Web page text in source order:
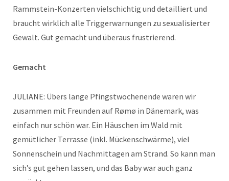
Rammstein-Konzerten vielschichtig und detailliert und
braucht wirklich alle Triggerwarnungen zu sexualisierter
Gewalt. Gut gemacht und überaus frustrierend.
Gemacht
JULIANE: Übers lange Pfingstwochenende waren wir
zusammen mit Freunden auf Rømø in Dänemark, was
einfach nur schön war. Ein Häuschen im Wald mit
gemütlicher Terrasse (inkl. Mückenschwärme), viel
Sonnenschein und Nachmittagen am Strand. So kann man
sich’s gut gehen lassen, und das Baby war auch ganz